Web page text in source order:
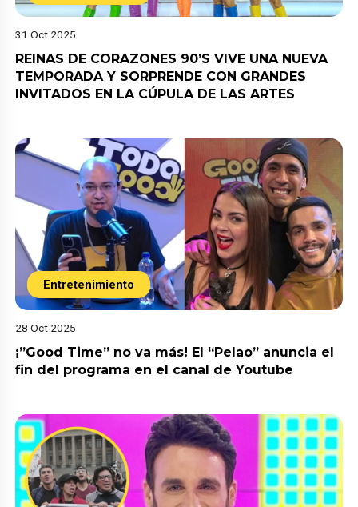
31 Oct 2025
REINAS DE CORAZONES 90’S VIVE UNA NUEVA
TEMPORADA Y SORPRENDE CON GRANDES
INVITADOS EN LA CÚPULA DE LAS ARTES
Entretenimiento
28 Oct 2025
¡”Good Time” no va más! El “Pelao” anuncia el
fin del programa en el canal de Youtube